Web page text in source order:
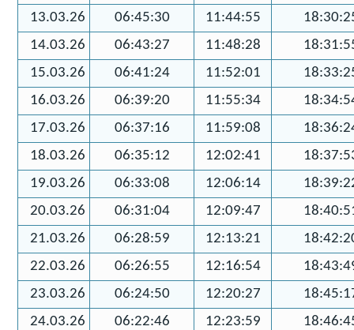
13.03.26
06:45:30 11:44:55
14.03.26
06:43:27 11:48:28
15.03.26
06:41:24 11:52:01
16.03.26
06:39:20 11:55:34
17.03.26
06:37:16 11:59:08
18.03.26
06:35:12 12:02:41
19.03.26
06:33:08 12:06:14
20.03.26
06:31:04 12:09:47
21.03.26
06:28:59 12:13:21
22.03.26
06:26:55 12:16:54
23.03.26
06:24:50 12:20:27
24.03.26
06:22:46 12:23:59